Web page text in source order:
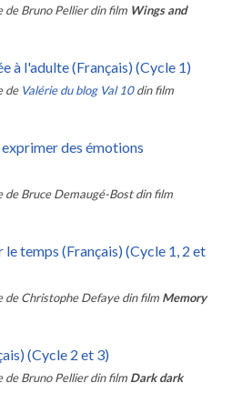
de Bruno Pellier din film Wings and
à l'adulte (Français) (Cycle 1)
de Valérie du blog Val 10 din film
des émotions
de Bruce Demaugé-Bost din film
temps (Français) (Cycle 1, 2 et
de Christophe Defaye din film Memory
(Cycle 2 et 3)
de Bruno Pellier din film Dark dark